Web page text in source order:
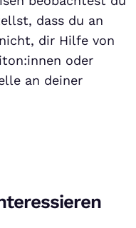
dass du an
dir Hilfe von
oder
an deiner